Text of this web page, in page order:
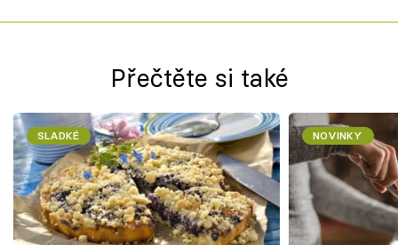
Přečtěte si také
SLADKÉ NOVINKY